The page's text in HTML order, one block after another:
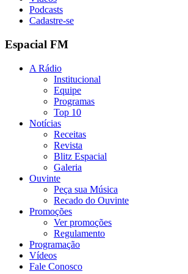
Podcasts
Cadastre-se
Espacial FM
A Rádio
Institucional
Equipe
Programas
Top 10
Notícias
Receitas
Revista
Blitz Espacial
Galeria
Ouvinte
Peça sua Música
Recado do Ouvinte
Promoções
Ver promoções
Regulamento
Programação
Vídeos
Fale Conosco